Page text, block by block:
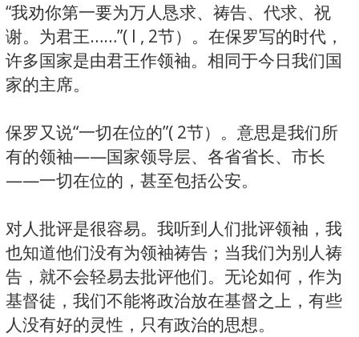
“我劝你第一要为万人恳求、祷告、代求、祝
谢。为君王……”( l , 2节）。在保罗写的时代，
许多国家是由君王作领袖。相同于今日我们国
家的主席。
保罗又说“一切在位的”( 2节）。意思是我们所
有的领袖——国家领导层、各省省长、市长
——一切在位的，甚至包括公安。
对人批评是很容易。我听到人们批评领袖，我
也知道他们没有为领袖祷告；当我们为别人祷
告，就不会轻易去批评他们。无论如何，作为
基督徒，我们不能将政治放在基督之上，有些
人没有好的灵性，只有政治的思想。